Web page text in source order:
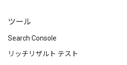
ツール
Search Console
リッチリザルト テスト